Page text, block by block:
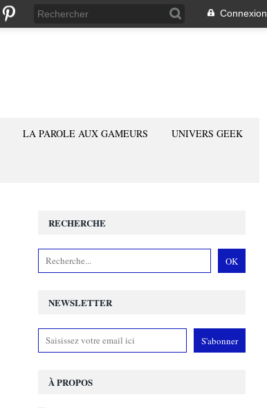
Connexion
LA PAROLE AUX GAMEURS UNIVERS GEEK
NEWSLETTER
RECHERCHE
À PROPOS